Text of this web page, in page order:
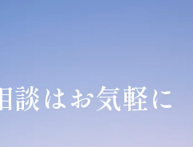
談はお気軽に